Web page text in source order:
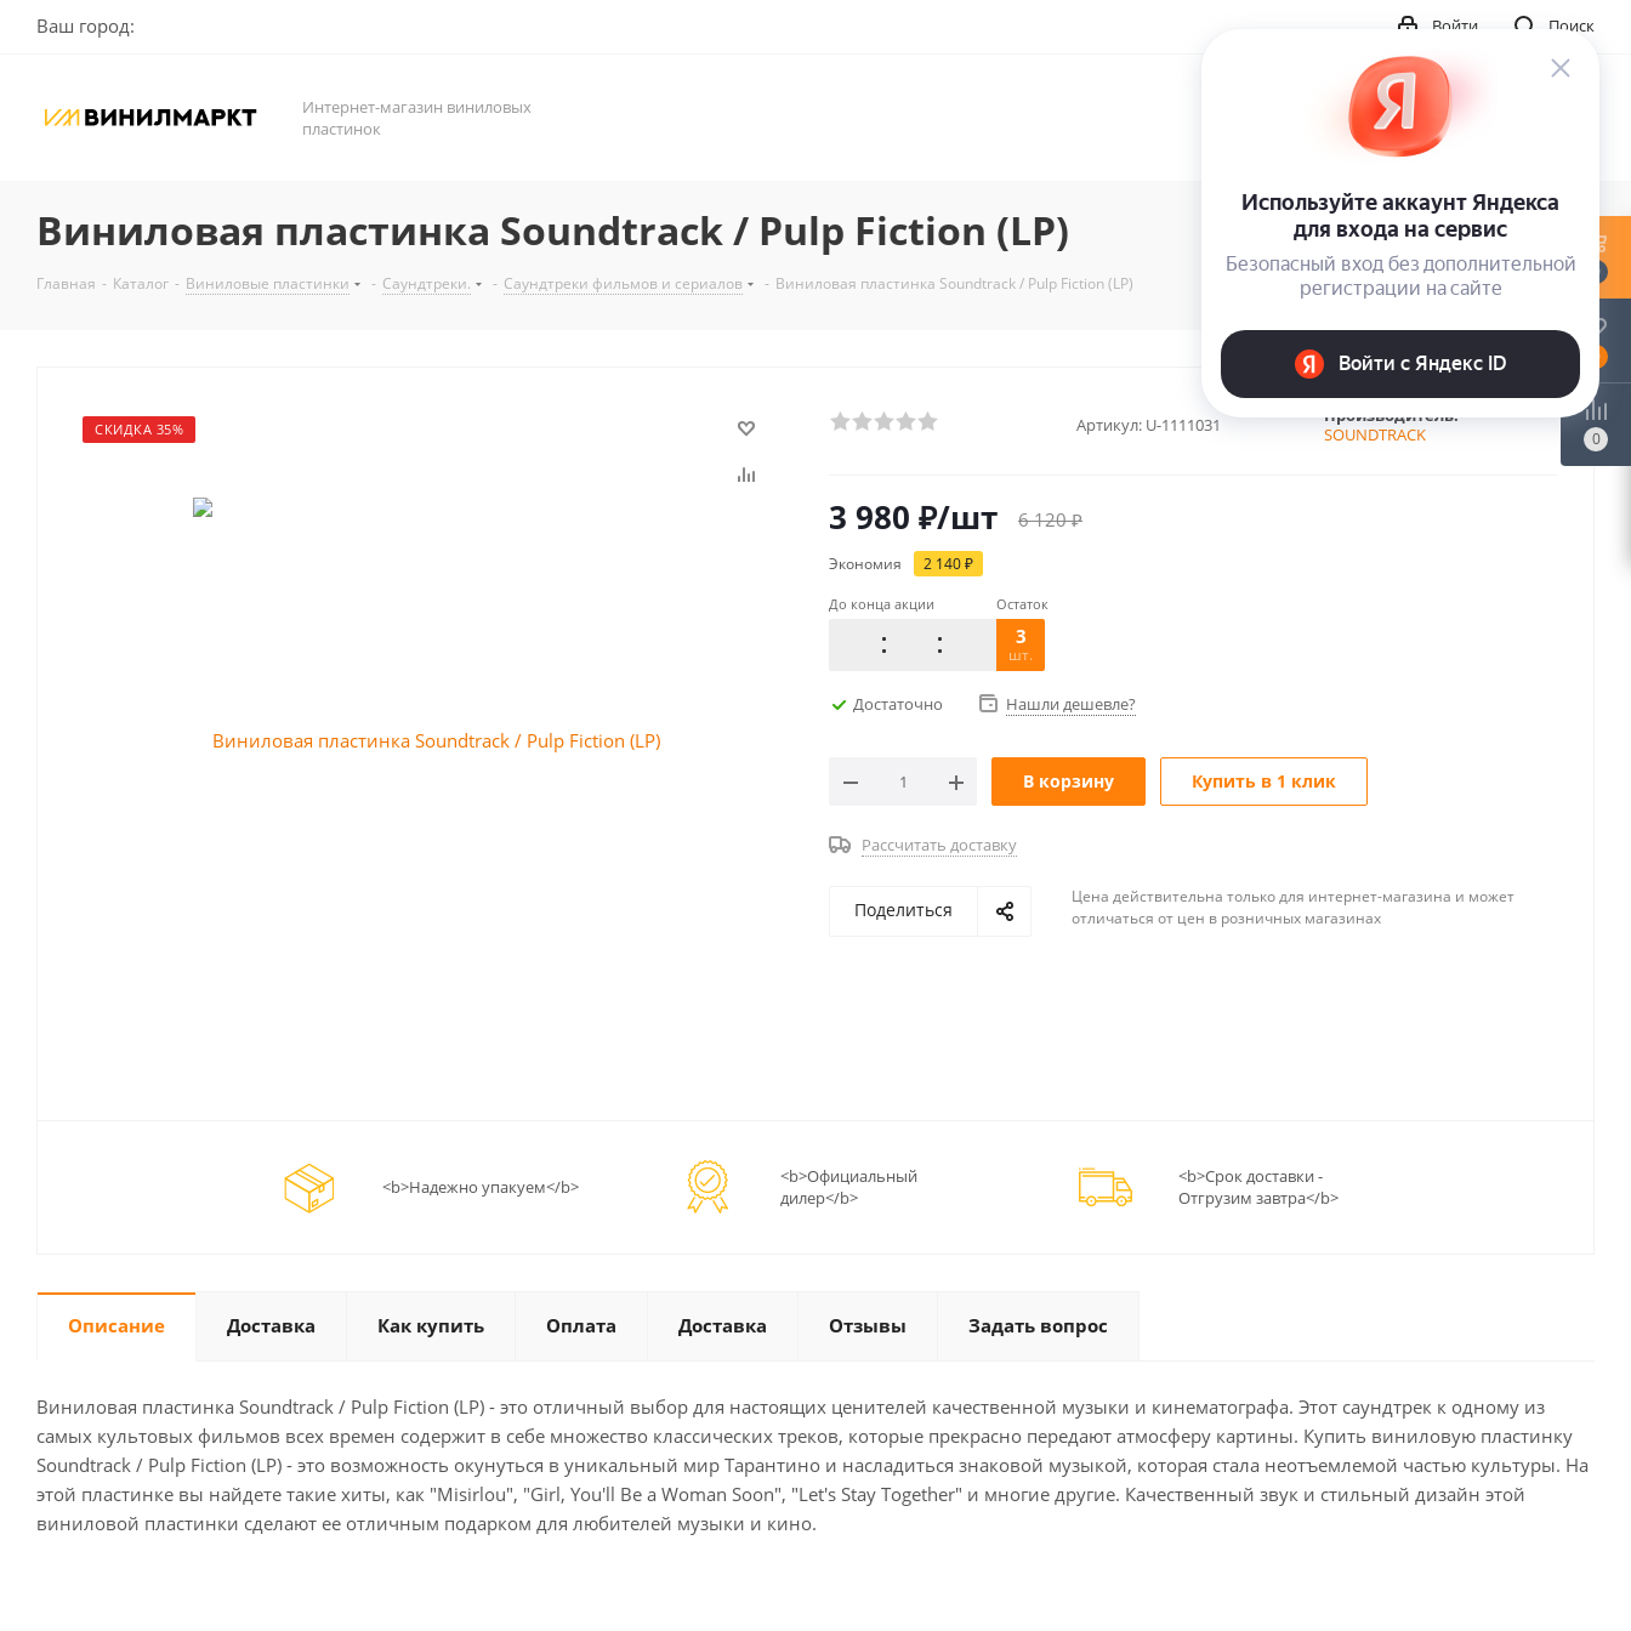
Ваш город: Поиск
Войти
Интернет-магазин виниловых
пластинок
Виниловая пластинка Soundtrack / Pulp Fiction (LP)
Главная - Каталог - Виниловые пластинки - Саундтреки. - Саундтреки фильмов и сериалов - Виниловая пластинка Soundtrack / Pulp Fiction (LP)
СКИДКА 35% Артикул: U-1111031
Производитель:
SOUNDTRACK
3 980 ₽/шт 6 120₽
Экономия 2 140₽
До конца акции Остаток
3
шт.
Достаточно Нашли дешевле?
В корзину Купить в 1 клик
Рассчитать доставку
Поделиться
Цена действительна только для интернет-магазина и может
отличаться от цен в розничных магазинах
<b>Надежно упакуем</b>
<b>Официальный
дилер</b>
<b>Срок доставки -
Отгрузим завтра</b>
Описание Доставка Как купить Оплата Доставка Отзывы Задать вопрос
Виниловая пластинка Soundtrack / Pulp Fiction (LP) - это отличный выбор для настоящих ценителей качественной музыки и кинематографа. Этот саундтрек к одному из
самых культовых фильмов всех времен содержит в себе множество классических треков, которые прекрасно передают атмосферу картины. Купить виниловую пластинку
Soundtrack / Pulp Fiction (LP) - это возможность окунуться в уникальный мир Тарантино и насладиться знаковой музыкой, которая стала неотъемлемой частью культуры. На
этой пластинке вы найдете такие хиты, как "Misirlou", "Girl, You'll Be a Woman Soon", "Let's Stay Together" и многие другие. Качественный звук и стильный дизайн этой
виниловой пластинки сделают ее отличным подарком для любителей музыки и кино.
0
0
0